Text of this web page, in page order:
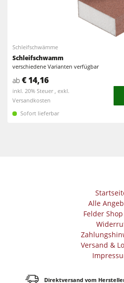
Heizplattenpressen &
Reinluftabsauggeräte &
Vorschubapparate
Werkstattausrüstung
F4Solutions Software
Brikettierpressen
Absauggeräte & Entstauber
Vorschubapparate
Schleifschwämme
Schleifschwamm
verschiedene Varianten verfügbar
ab € 14,16
inkl. 20% Steuer , exkl.
Versandkosten
Sofort lieferbar
Alle
Felder Shop
Versand &
Direktversand vom